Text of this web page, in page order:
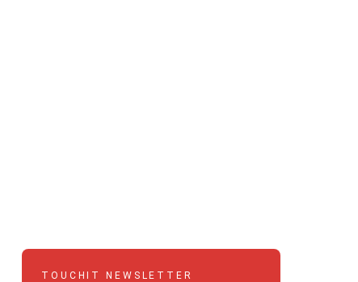
TOUCHIT NEWSLETTER